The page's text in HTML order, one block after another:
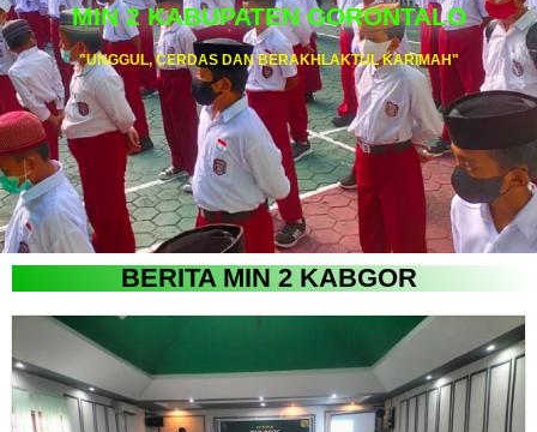
MIN 2 KABUPATEN GORONTALO
"UNGGUL, CERDAS DAN BERAKHLAKTUL KARIMAH"
BERITA MIN 2 KABGOR